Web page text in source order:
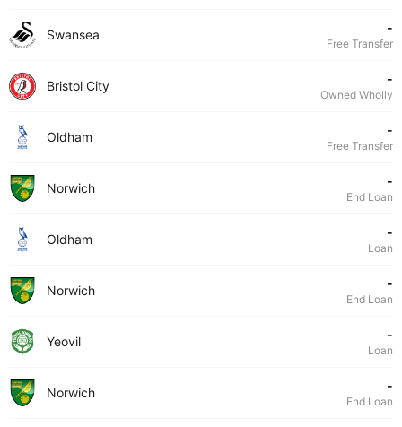
Swansea -
Free Transfer
Bristol City -
Owned Wholly
Oldham -
Free Transfer
Norwich -
End Loan
Oldham -
Loan
Norwich -
End Loan
Yeovil -
Loan
Norwich -
End Loan